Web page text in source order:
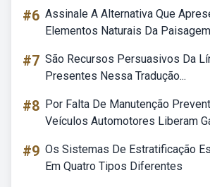
#6 Assinale A Alternativa Que
Elementos Naturais Da Paisagem
#7 São Recursos Persuasivos Da
Presentes Nessa Tradução...
#8 Por Falta De Manutenção
Veículos Automotores Liberam
#9 Os Sistemas De Estratificação
Em Quatro Tipos Diferentes